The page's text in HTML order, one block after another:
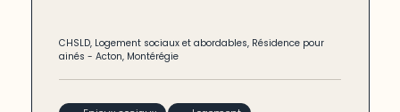
CHSLD, Logement sociaux et abordables, Résidence pour
ainés -Acton, Montérégie